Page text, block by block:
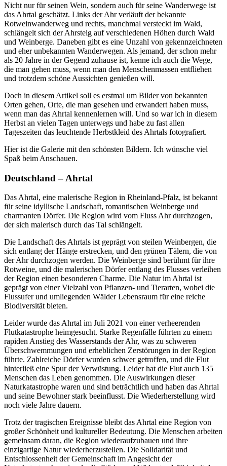
Nicht nur für seinen Wein, sondern auch für seine Wanderwege ist
das Ahrtal geschätzt. Links der Ahr verläuft der bekannte
Rotweinwanderweg und rechts, manchmal versteckt im Wald,
schlängelt sich der Ahrsteig auf verschiedenen Höhen durch Wald
und Weinberge. Daneben gibt es eine Unzahl von gekennzeichneten
und eher unbekannten Wanderwegen. Als jemand, der schon mehr
als 20 Jahre in der Gegend zuhause ist, kenne ich auch die Wege,
die man gehen muss, wenn man den Menschenmassen entfliehen
und trotzdem schöne Aussichten genießen will.
Doch in diesem Artikel soll es erstmal um Bilder von bekannten
Orten gehen, Orte, die man gesehen und erwandert haben muss,
wenn man das Ahrtal kennenlernen will. Und so war ich in diesem
Herbst an vielen Tagen unterwegs und habe zu fast allen
Tageszeiten das leuchtende Herbstkleid des Ahrtals fotografiert.
Hier ist die Galerie mit den schönsten Bildern. Ich wünsche viel
Spaß beim Anschauen.
Deutschland – Ahrtal
Das Ahrtal, eine malerische Region in Rheinland-Pfalz, ist bekannt
für seine idyllische Landschaft, romantischen Weinberge und
charmanten Dörfer. Die Region wird vom Fluss Ahr durchzogen,
der sich malerisch durch das Tal schlängelt.
Die Landschaft des Ahrtals ist geprägt von steilen Weinbergen, die
sich entlang der Hänge erstrecken, und den grünen Tälern, die von
der Ahr durchzogen werden. Die Weinberge sind berühmt für ihre
Rotweine, und die malerischen Dörfer entlang des Flusses verleihen
der Region einen besonderen Charme. Die Natur im Ahrtal ist
geprägt von einer Vielzahl von Pflanzen- und Tierarten, wobei die
Flussufer und umliegenden Wälder Lebensraum für eine reiche
Biodiversität bieten.
Leider wurde das Ahrtal im Juli 2021 von einer verheerenden
Flutkatastrophe heimgesucht. Starke Regenfälle führten zu einem
rapiden Anstieg des Wasserstands der Ahr, was zu schweren
Überschwemmungen und erheblichen Zerstörungen in der Region
führte. Zahlreiche Dörfer wurden schwer getroffen, und die Flut
hinterließ eine Spur der Verwüstung. Leider hat die Flut auch 135
Menschen das Leben genommen. Die Auswirkungen dieser
Naturkatastrophe waren und sind beträchtlich und haben das Ahrtal
und seine Bewohner stark beeinflusst. Die Wiederherstellung wird
noch viele Jahre dauern.
Trotz der tragischen Ereignisse bleibt das Ahrtal eine Region von
großer Schönheit und kultureller Bedeutung. Die Menschen arbeiten
gemeinsam daran, die Region wiederaufzubauen und ihre
einzigartige Natur wiederherzustellen. Die Solidarität und
Entschlossenheit der Gemeinschaft im Angesicht der